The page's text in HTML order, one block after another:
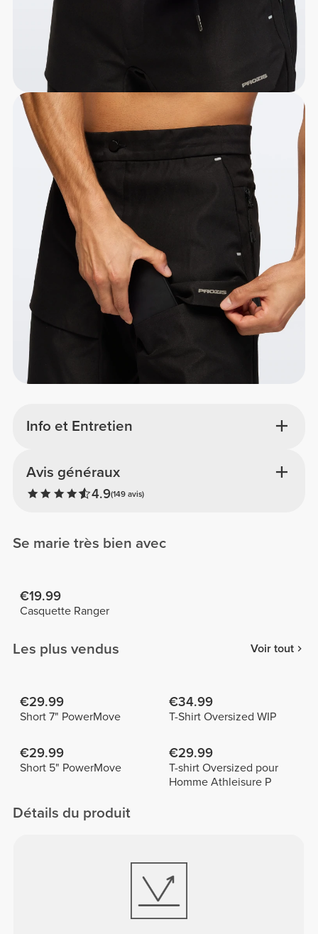
Info et Entretien
Avis généraux
4.9(149 avis)
Se marie très bien avec
€19.99
Casquette Ranger
Les plus vendus Voir tout
€29.99
Short 7" PowerMove
€34.99
T-Shirt Oversized WIP
€29.99
Short 5" PowerMove
€29.99
T-shirt Oversized pour
Homme Athleisure P
Détails du produit